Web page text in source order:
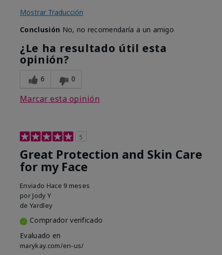
Mostrar Traducción
Conclusión No, no recomendaría a un amigo
¿Le ha resultado útil esta
opinión?
6 0
Marcar esta opinión
5
Great Protection and Skin Care
for my Face
Enviado Hace 9 meses
por Jody Y
de Yardley
Comprador verificado
Evaluado en
marykay.com/en-us/